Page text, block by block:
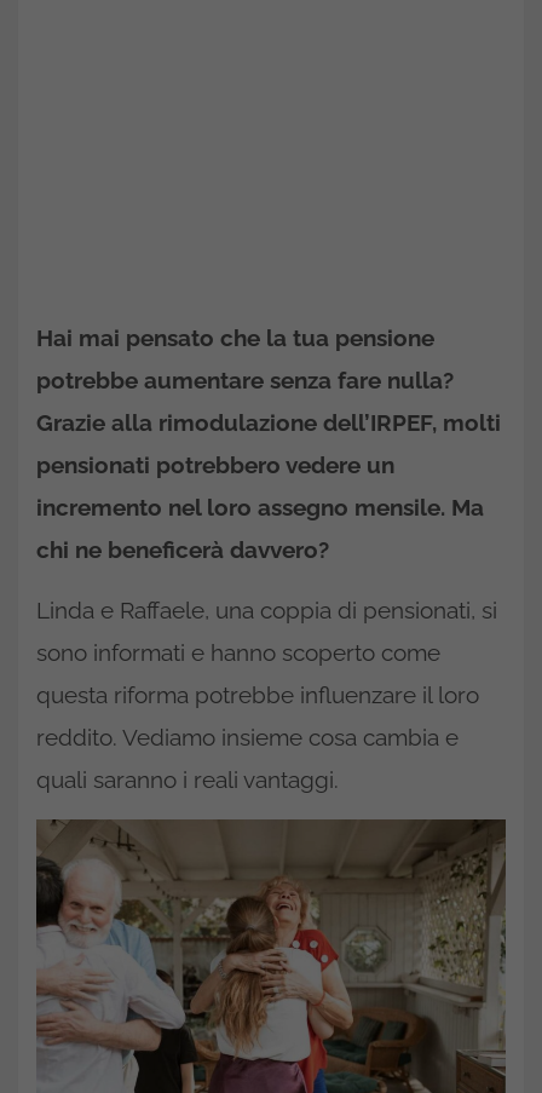
Hai mai pensato che la tua pensione
potrebbe aumentare senza fare nulla?
Grazie alla rimodulazione dell’IRPEF, molti
pensionati potrebbero vedere un
incremento nel loro assegno mensile. Ma
chi ne beneficerà davvero?
Linda e Raffaele, una coppia di pensionati, si
sono informati e hanno scoperto come
questa riforma potrebbe influenzare il loro
reddito. Vediamo insieme cosa cambia e
quali saranno i reali vantaggi.